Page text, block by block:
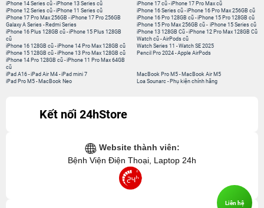
iPhone 14 Series cũ -iPhone 13 Series cũ
iPhone 12 Series cũ -iPhone 11 Series cũ
iPhone 17 Pro Max 256GB -iPhone 17 Pro 256GB
Galaxy A Series - Redmi Series
iPhone 17 cũ-iPhone 17 Pro Max cũ
iPhone 16 Series cũ- iPhone 16 Pro Max 256GB cũ
iPhone 16 Pro 128GB cũ-iPhone 15 Pro 128GB cũ
iPhone 15 Pro Max 256GB cũ- iPhone 15 Series cũ
iPhone 16 Plus 128GB cũ -iPhone 15 Plus 128GB
cũ
iPhone 16 128GB cũ -iPhone 14 Pro Max 128GB cũ
iPhone 15 128GB cũ -iPhone 13 Pro Max 128GB cũ
iPhone 14 Pro 128GB cũ -iPhone 11 Pro Max 64GB
cũ
iPhone 13 128GB Cũ-iPhone 12 Pro Max 128GB Cũ
Watch cũ-AirPods cũ
Watch Series 11 -Watch SE 2025
Pencil Pro 2024-Apple AirPods
iPad A16 -iPad Air M4 -iPad mini 7
iPad Pro M5 - MacBook Neo
MacBook Pro M5- MacBook Air M5
Loa Sounarc- Phụ kiện chính hãng
Kết nối 24hStore
Website thành viên:
Bệnh Viện Điện Thoại, Laptop 24h
Liên hệ